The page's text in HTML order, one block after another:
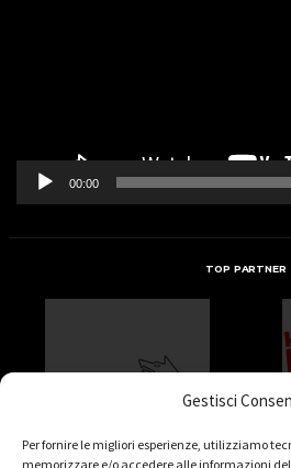
Gestisci
Per fornire le migliori esperienze, utilizziamo
memorizzare e/o accedere alle informazioni
00:00
TOP PARTNER